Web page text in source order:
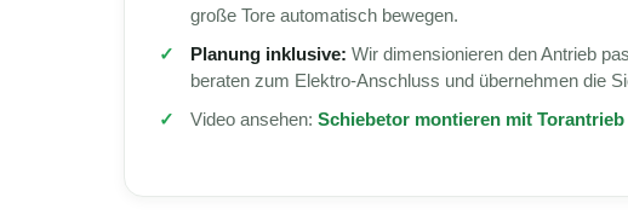
große Tore automatisch bewegen.
Planung inklusive: Wir dimensionieren den Antrieb
beraten zum Elektro-Anschluss und übernehmen die
Video ansehen: Schiebetor montieren mit